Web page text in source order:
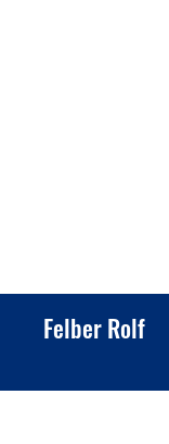
Felber Rolf